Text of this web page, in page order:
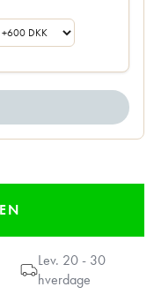
Lev. 20 - 30
hverdage